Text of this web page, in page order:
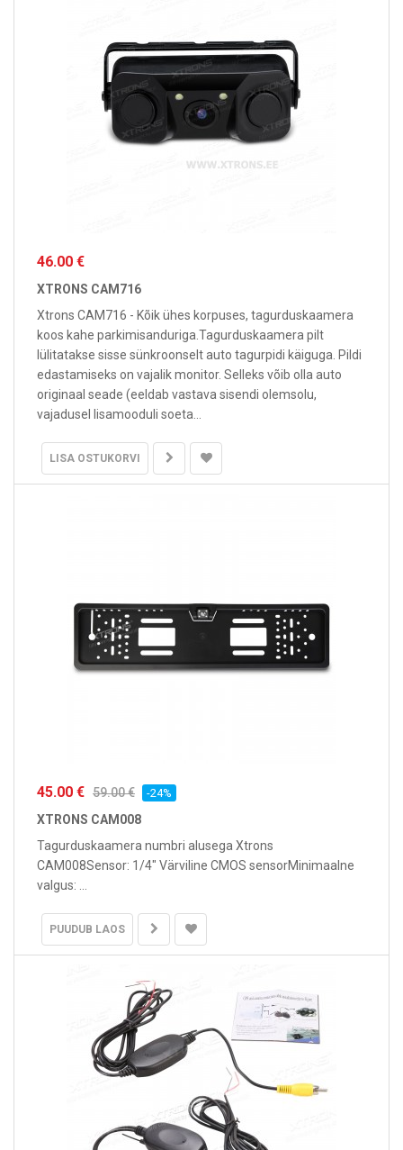
46.00 €
XTRONS CAM716
Xtrons CAM716 - Kõik ühes korpuses, tagurduskaamera
koos kahe parkimisanduriga.Tagurduskaamera pilt
lülitatakse sisse sünkroonselt auto tagurpidi käiguga. Pildi
edastamiseks on vajalik monitor. Selleks võib olla auto
originaal seade (eeldab vastava sisendi olemsolu,
vajadusel lisamooduli soeta...
LISA OSTUKORVI
45.00 € 59.00 € -24%
XTRONS CAM008
Tagurduskaamera numbri alusega Xtrons
CAM008Sensor: 1/4" Värviline CMOS sensorMinimaalne
valgus: ...
PUUDUB LAOS